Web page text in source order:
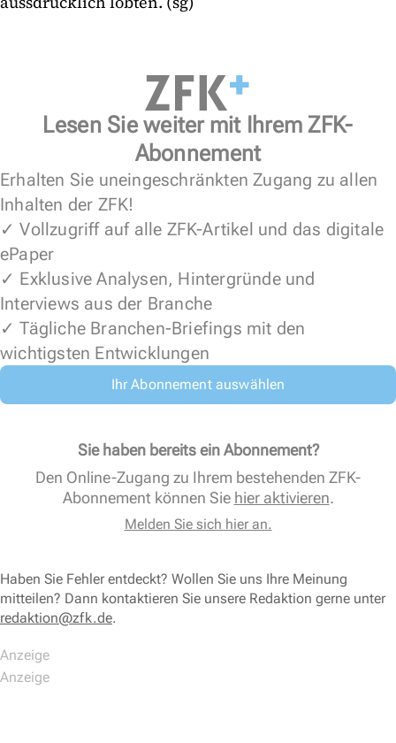
Lesen Sie weiter mit Ihrem ZFK-
Abonnement
Erhalten Sie uneingeschränkten Zugang zu allen
Inhalten der ZFK!
✓ Vollzugriff auf alle ZFK-Artikel und das digitale
ePaper
✓ Exklusive Analysen, Hintergründe und
Interviews aus der Branche
✓ Tägliche Branchen-Briefings mit den
wichtigsten Entwicklungen
Ihr Abonnement auswählen
Sie haben bereits ein Abonnement?
Den Online-Zugang zu Ihrem bestehenden ZFK-
Abonnement können Sie hier aktivieren.
Melden Sie sich hier an.
Haben Sie Fehler entdeckt? Wollen Sie uns Ihre Meinung
mitteilen? Dann kontaktieren Sie unsere Redaktion gerne unter
redaktion@zfk.de.